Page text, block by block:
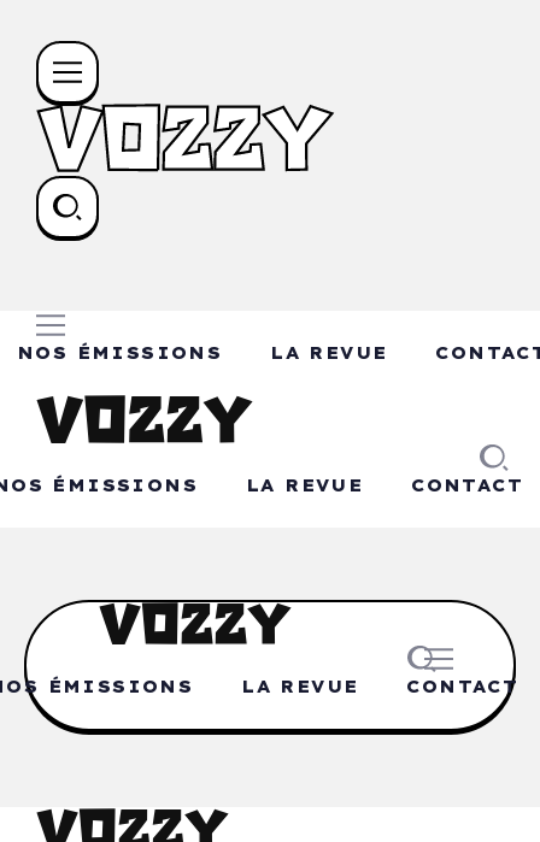
NOS ÉMISSIONS LA REVUE
ÉMISSIONS LA REVUE CONTACT
ÉMISSIONS LA REVUE CONTACT